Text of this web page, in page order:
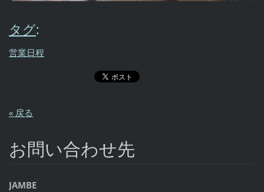
タグ:
営業日程
« 戻る
お問い合わせ先
JAMBE